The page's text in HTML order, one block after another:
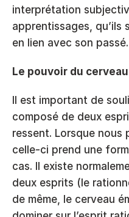
interprétation
apprentissages, qu’ils
en lien avec son passé.
Le pouvoir du
Il est important de
composé de deux
ressent. Lorsque nous
celle-ci prend une
cas. Il existe
deux esprits (le
de même, le cerveau